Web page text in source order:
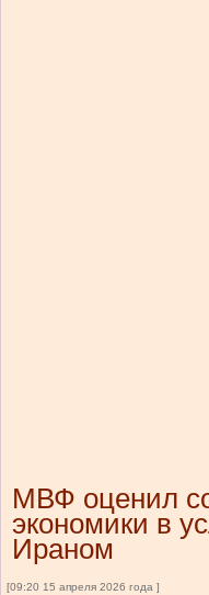
МВФ оценил
экономики в
Ираном
[09:20 15 апреля 2026 года ]